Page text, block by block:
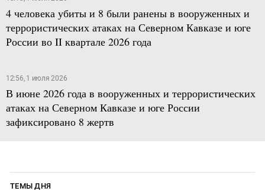
4 человека убиты и 8 были ранены в вооруженных и
террористических атаках на Северном Кавказе и юге
России во II квартале 2026 года
12:56, 1 июля 2026
В июне 2026 года в вооруженных и террористических
атаках на Северном Кавказе и юге России
зафиксировано 8 жертв
ТЕМЫ ДНЯ